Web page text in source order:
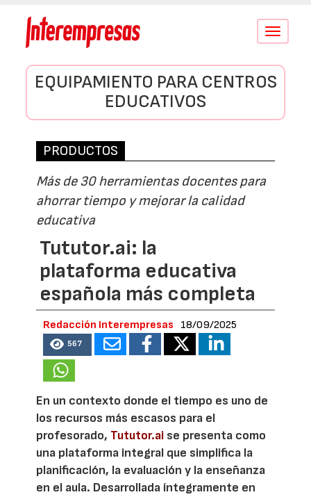
Conmutar
EQUIPAMIENTO PARA CENTROS
EDUCATIVOS
PRODUCTOS
Más de 30 herramientas docentes para
ahorrar tiempo y mejorar la calidad
educativa
Tututor.ai: la
plataforma educativa
española más completa
Redacción Interempresas 18/09/2025
567
En un contexto donde el tiempo es uno de
los recursos más escasos para el
profesorado, Tututor.ai se presenta como
una plataforma integral que simplifica la
planificación, la evaluación y la enseñanza
en el aula. Desarrollada íntegramente en